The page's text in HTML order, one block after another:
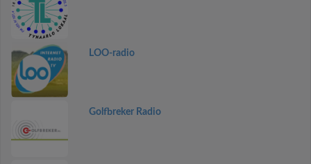
LOO-radio
Golfbreker Radio